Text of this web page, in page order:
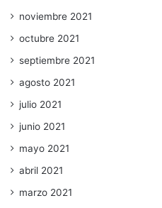
noviembre 2021
octubre 2021
septiembre 2021
agosto 2021
julio 2021
junio 2021
mayo 2021
abril 2021
marzo 2021